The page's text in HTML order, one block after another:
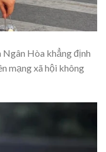
Hòa khẳng định
mạng xã hội không